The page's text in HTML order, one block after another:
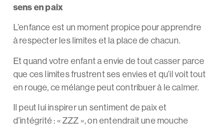
sens en paix
L’enfance est un moment propice pour apprendre
à respecter les limites et la place de chacun.
Et quand votre enfant a envie de tout casser parce
que ces limites frustrent ses envies et qu’il voit tout
en rouge, ce mélange peut contribuer à le calmer.
Il peut lui inspirer un sentiment de paix et
d’intégrité : « ZZZ », on entendrait une mouche